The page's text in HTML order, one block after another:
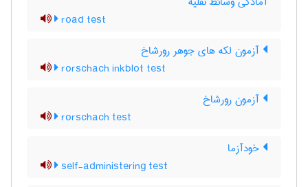
road test
آزمون لکه های جوهر رورشاخ
rorschach inkblot test
آزمون رورشاخ
rorschach test
خودآزما
self-administering test